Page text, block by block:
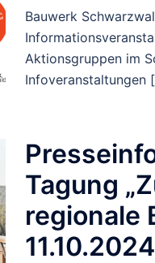
Bauwerk
Aktionsgruppen im
Infoveranstaltungen
Tagung
regionale
11.10.2024